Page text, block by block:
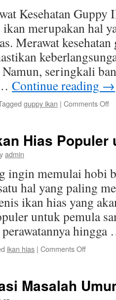
Kesehatan Guppy
ikan merupakan hal
Merawat
seringkali
Continue reading →
guppy ikan | Comments Offon
Hias Populer
admin
ingin memulai hobi
hal yang paling
ikan hias yang
untuk pemula
ikan hias | Comments Offon
Hias
Masalah